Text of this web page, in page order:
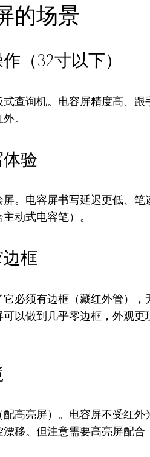
的场景
（32寸以下）
查询机。电容屏精度高、跟
。
验
。电容屏书写延迟更低、笔
动式电容笔）。
框
必须有边框（藏红外管），
以做到几乎零边框，外观更
高亮屏）。电容屏不受红外
移。但注意需要高亮屏配合